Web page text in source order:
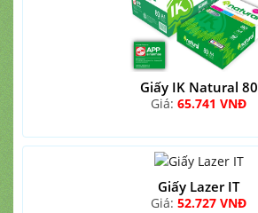
Giấy IK Natural 80
Giá: 65.741 VNĐ
Giấy Lazer IT
Giá: 52.727 VNĐ